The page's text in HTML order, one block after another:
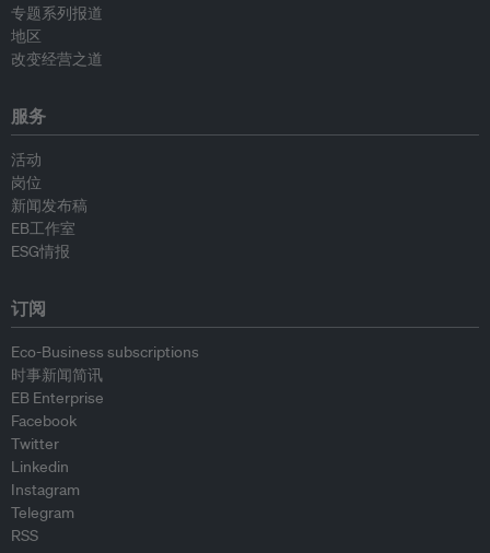
专题系列报道
地区
改变经营之道
服务
活动
岗位
新闻发布稿
EB工作室
ESG情报
订阅
Eco-Business subscriptions
时事新闻简讯
EB Enterprise
Facebook
Twitter
Linkedin
Instagram
Telegram
RSS